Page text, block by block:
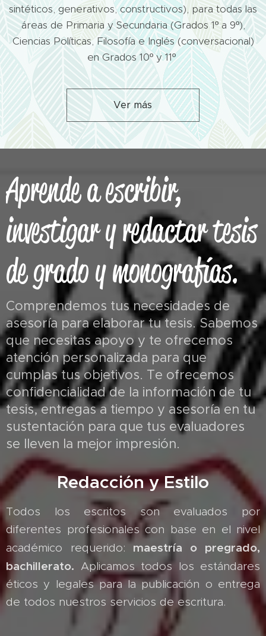
sintéticos, generativos, constructivos), para todas las
áreas de Primaria y Secundaria (Grados 1º a 9º),
Ciencias Políticas, Filosofía e Inglés (conversacional)
en Grados 10º y 11º
Ver más
Aprende a escribir,
investigar y redactar tesis
de grado y monografías.
Comprendemos tus necesidades de
asesoría para elaborar tu tesis. Sabemos
que necesitas apoyo y te ofrecemos
atención personalizada para que
cumplas tus objetivos. Te ofrecemos
confidencialidad de la información de tu
tesis, entregas a tiempo y asesoría en tu
sustentación para que tus evaluadores
se lleven la mejor impresión.
Redacción y Estilo
Todos los escritos son evaluados por
diferentes profesionales con base en el nivel
académico requerido: maestría o pregrado,
bachillerato. Aplicamos todos los estándares
éticos y legales para la publicación o entrega
de todos nuestros servicios de escritura.